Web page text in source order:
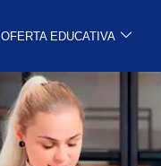
OFERTA EDUCATIVA